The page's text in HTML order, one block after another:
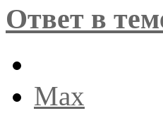
Ответ в
Max